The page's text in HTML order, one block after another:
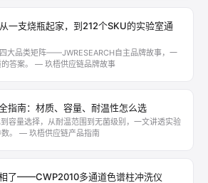
一支烧瓶起家，到212个SKU的实验室通
大品类矩阵——JWRESEARCH自主品牌故事，一
答案。 — 玖梧供应链品牌故事
指南：材质、容量、耐温性怎么选
容量选择，从耐温范围到无菌级别，一文讲透实验
。 — 玖梧供应链产品指南
了——CWP2010多通道色谱柱冲洗仪